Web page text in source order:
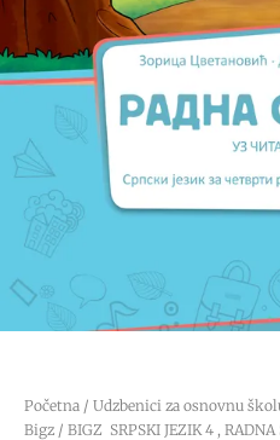
Početna / Udzbenici za osnovnu
Bigz / BIGZ SRPSKI JEZIK 4 ,